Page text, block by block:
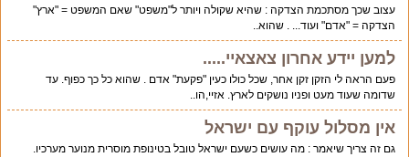
עצוב שכך מסתכמת הצדקה : שהיא שקולה ויותר ל"משפט" שאם המשפט = "ארץ"
הצדקה = "אדם" ועוד... . שהוא..
למען יידע אחרון צאצאיי.....
פעם הראה לי הזקן זקן אחר, שכל כולו כעין "פקעת" אדם . שהוא כל כך כפוף. עד
שדומה שעוד מעט ופניו נושקים לארץ. אזיי,הו..
אין מסלול עוקף עם ישראל
גם זה צריך שיאמר : מה עושים כשעם ישראל טובל בטינופת מוסרית מנוער מערכיו.